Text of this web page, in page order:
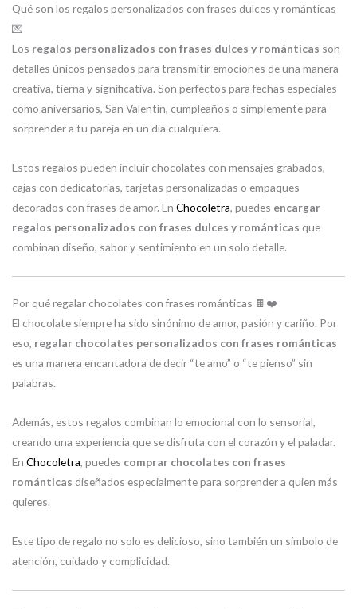
Qué son los regalos personalizados con frases dulces y románticas
💌
Los regalos personalizados con frases dulces y románticas son
detalles únicos pensados para transmitir emociones de una manera
creativa, tierna y significativa. Son perfectos para fechas especiales
como aniversarios, San Valentín, cumpleaños o simplemente para
sorprender a tu pareja en un día cualquiera.
Estos regalos pueden incluir chocolates con mensajes grabados,
cajas con dedicatorias, tarjetas personalizadas o empaques
decorados con frases de amor. En Chocoletra, puedes encargar
regalos personalizados con frases dulces y románticas que
combinan diseño, sabor y sentimiento en un solo detalle.
Por qué regalar chocolates con frases románticas 🍫❤️
El chocolate siempre ha sido sinónimo de amor, pasión y cariño. Por
eso, regalar chocolates personalizados con frases románticas
es una manera encantadora de decir “te amo” o “te pienso” sin
palabras.
Además, estos regalos combinan lo emocional con lo sensorial,
creando una experiencia que se disfruta con el corazón y el paladar.
En Chocoletra, puedes comprar chocolates con frases
románticas diseñados especialmente para sorprender a quien más
quieres.
Este tipo de regalo no solo es delicioso, sino también un símbolo de
atención, cuidado y complicidad.